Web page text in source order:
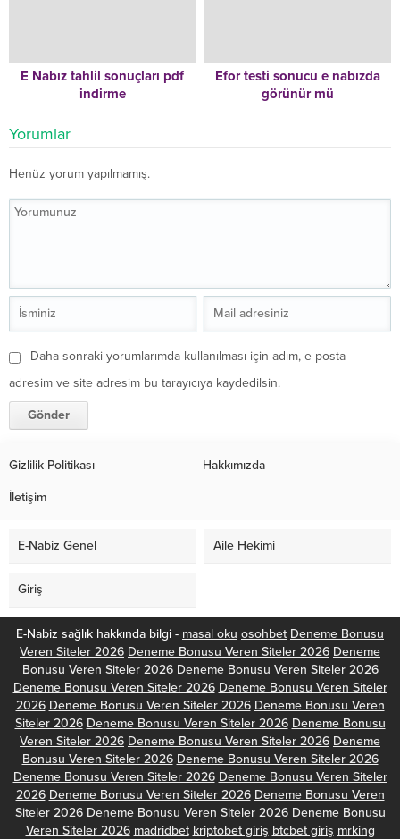
E Nabız tahlil sonuçları pdf
indirme
Efor testi sonucu e nabızda
görünür mü
Yorumlar
Henüz yorum yapılmamış.
Daha sonraki yorumlarımda kullanılması için adım, e-posta
adresim ve site adresim bu tarayıcıya kaydedilsin.
Gizlilik Politikası Hakkımızda
İletişim
E-Nabiz Genel Aile Hekimi
Giriş
E-Nabiz sağlık hakkında bilgi - masal oku osohbet Deneme Bonusu
Veren Siteler 2026 Deneme Bonusu Veren Siteler 2026 Deneme
Bonusu Veren Siteler 2026 Deneme Bonusu Veren Siteler 2026
Deneme Bonusu Veren Siteler 2026 Deneme Bonusu Veren Siteler
2026 Deneme Bonusu Veren Siteler 2026 Deneme Bonusu Veren
Siteler 2026 Deneme Bonusu Veren Siteler 2026 Deneme Bonusu
Veren Siteler 2026 Deneme Bonusu Veren Siteler 2026 Deneme
Bonusu Veren Siteler 2026 Deneme Bonusu Veren Siteler 2026
Deneme Bonusu Veren Siteler 2026 Deneme Bonusu Veren Siteler
2026 Deneme Bonusu Veren Siteler 2026 Deneme Bonusu Veren
Siteler 2026 Deneme Bonusu Veren Siteler 2026 Deneme Bonusu
Veren Siteler 2026 madridbet kriptobet giriş btcbet giriş mrking